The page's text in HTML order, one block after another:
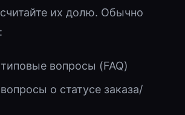
их долю. Обычно
вопросы (FAQ)
о статусе заказа/